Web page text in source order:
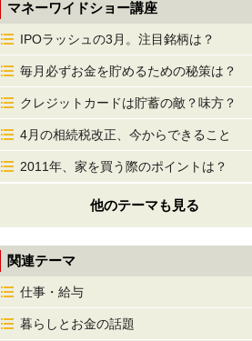
マネーワイドショー講座
IPOラッシュの3月。注目銘柄は？
毎月必ずお金を貯めるための秘策は？
クレジットカードは貯蓄の敵？味方？
4月の相続税改正、今からできること
2011年、家を買う際のポイントは？
他のテーマも見る
関連テーマ
仕事・給与
暮らしとお金の話題